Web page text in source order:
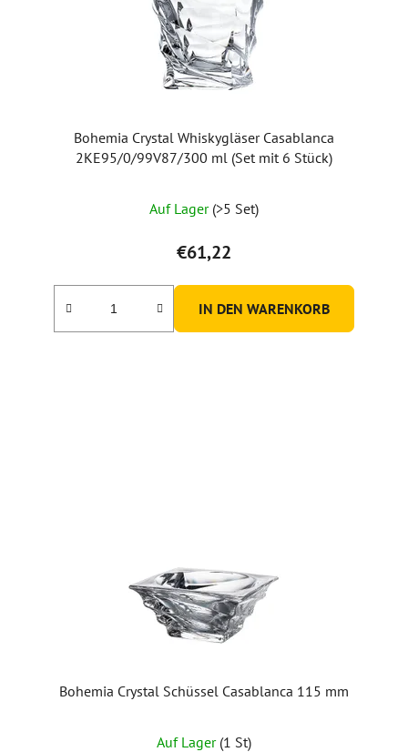
Bohemia Crystal Whiskygläser Casablanca
2KE95/0/99V87/300 ml (Set mit 6 Stück)
Auf Lager (>5 Set)
€61,22
IN DEN WARENKORB
Bohemia Crystal Schüssel Casablanca 115 mm
Auf Lager (1 St)